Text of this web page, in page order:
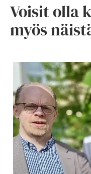
Voisit olla
myös